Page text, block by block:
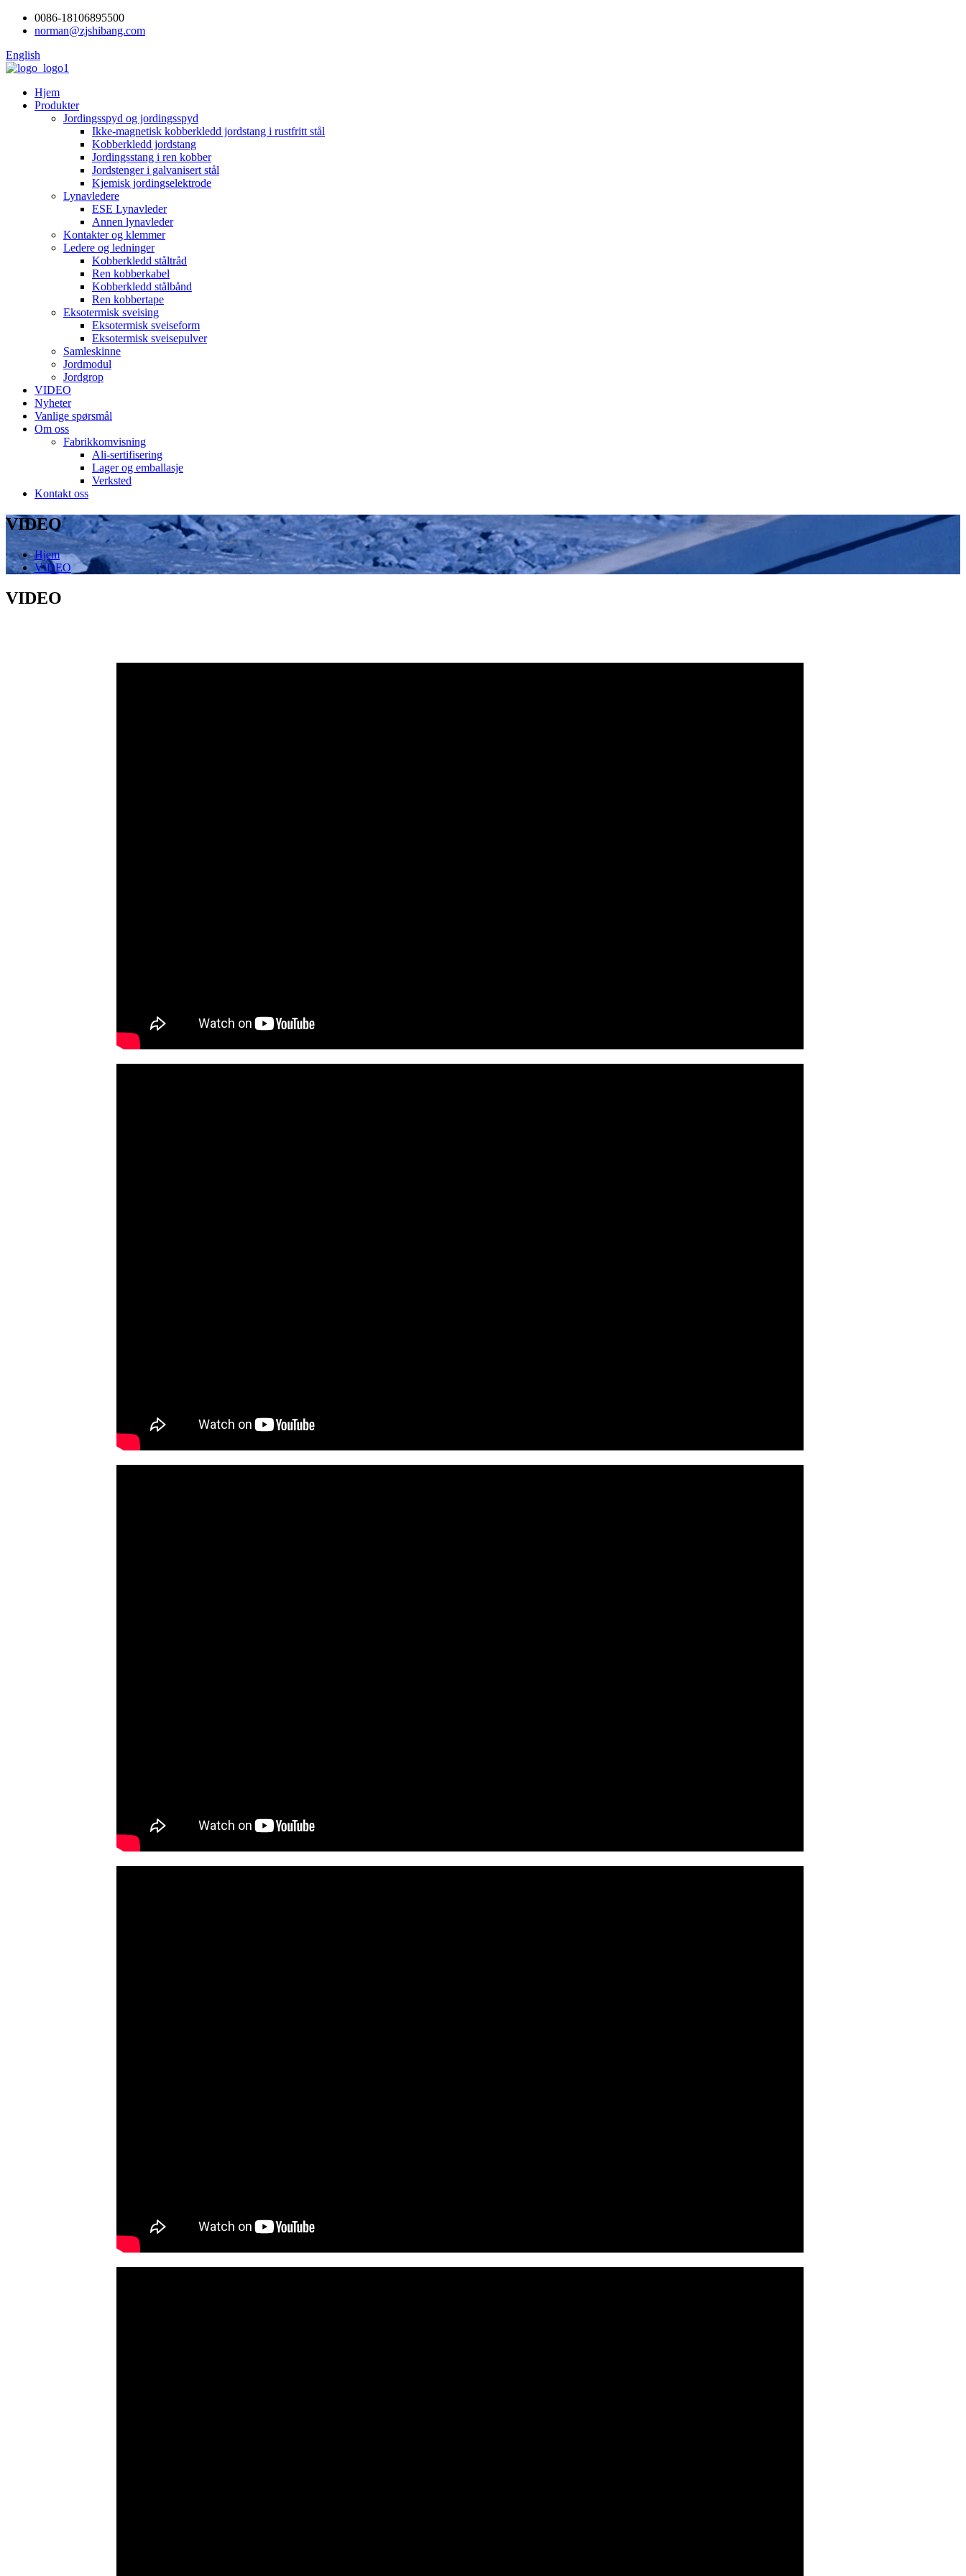
0086-18106895500
norman@zjshibang.com
English
Hjem
Produkter
Jordingsspyd og jordingsspyd
Ikke-magnetisk kobberkledd jordstang i rustfritt stål
Kobberkledd jordstang
Jordingsstang i ren kobber
Jordstenger i galvanisert stål
Kjemisk jordingselektrode
Lynavledere
ESE Lynavleder
Annen lynavleder
Kontakter og klemmer
Ledere og ledninger
Kobberkledd ståltråd
Ren kobberkabel
Kobberkledd stålbånd
Ren kobbertape
Eksotermisk sveising
Eksotermisk sveiseform
Eksotermisk sveisepulver
Samleskinne
Jordmodul
Jordgrop
VIDEO
Nyheter
Vanlige spørsmål
Om oss
Fabrikkomvisning
Ali-sertifisering
Lager og emballasje
Verksted
Kontakt oss
VIDEO
Hjem
VIDEO
VIDEO